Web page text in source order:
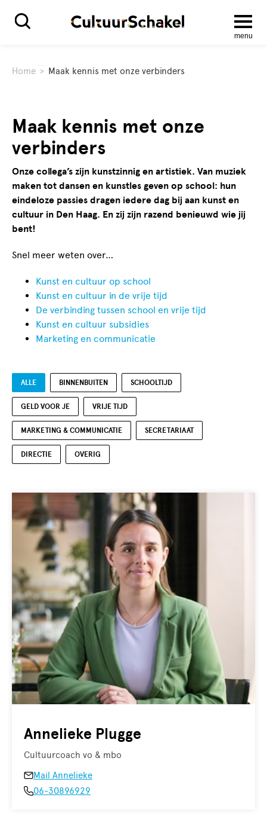
menu
Home > Maak kennis met onze verbinders
Maak kennis met onze
verbinders
Onze collega’s zijn kunstzinnig en artistiek. Van muziek
maken tot dansen en kunstles geven op school: hun
eindeloze passies dragen iedere dag bij aan kunst en
cultuur in Den Haag. En zij zijn razend benieuwd wie jij
bent!
Snel meer weten over…
Kunst en cultuur op school
Kunst en cultuur in de vrije tijd
De verbinding tussen school en vrije tijd
Kunst en cultuur subsidies
Marketing en communicatie
ALLE BINNENBUITEN SCHOOLTIJD
GELD VOOR JE VRIJE TIJD
MARKETING & COMMUNICATIE SECRETARIAAT
DIRECTIE OVERIG
Annelieke Plugge
Cultuurcoach vo & mbo
Mail Annelieke
06-30896929